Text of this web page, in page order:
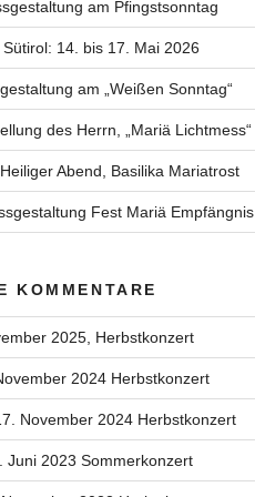
am Pfingstsonntag
14. bis 17. Mai 2026
am „Weißen Sonntag“
des Herrn, „Mariä Lichtmess“
Abend, Basilika Mariatrost
Fest Mariä Empfängnis
KOMMENTARE
2025, Herbstkonzert
2024 Herbstkonzert
November 2024 Herbstkonzert
Juni 2023 Sommerkonzert